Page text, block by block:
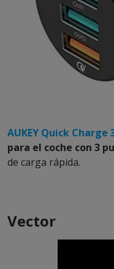
AUKEY Quick Charge
para el coche con 3
de carga rápida.
Vector